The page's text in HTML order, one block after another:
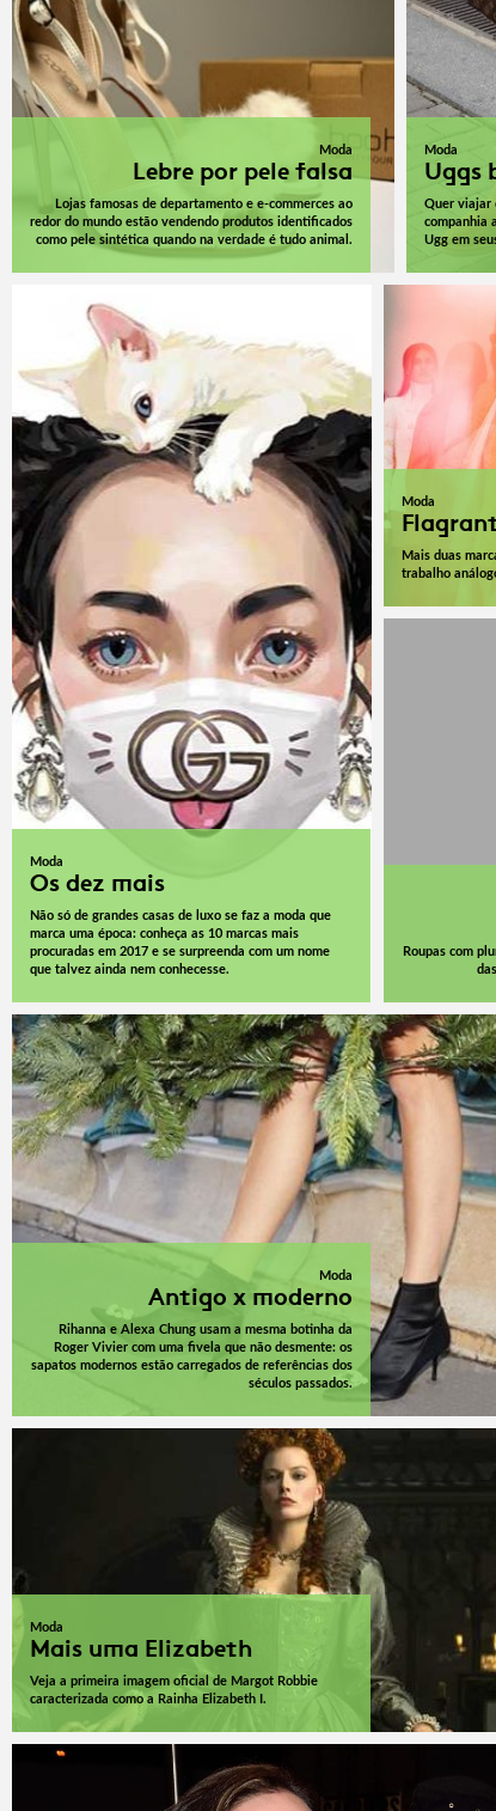
Moda
Lebre por pele falsa
Lojas famosas de departamento e e-commerces ao
redor do mundo estão vendendo produtos identificados
como pele sintética quando na verdade é tudo animal.
Moda
Uggs
Quer viajar
companhia
Ugg em
Moda
Mais duas
trabalho
Roupas com
Moda
Os dez mais
Não só de grandes casas de luxo se faz a moda que
marca uma época: conheça as 10 marcas mais
procuradas em 2017 e se surpreenda com um nome
que talvez ainda nem conhecesse.
Moda
Antigo x moderno
Rihanna e Alexa Chung usam a mesma botinha da
Roger Vivier com uma fivela que não desmente: os
sapatos modernos estão carregados de referências dos
séculos passados.
Moda
Mais uma Elizabeth
Veja a primeira imagem oficial de Margot Robbie
caracterizada como a Rainha Elizabeth I.